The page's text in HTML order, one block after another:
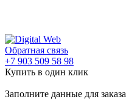
Обратная связь
+7 903 509 58 98
Купить в один клик
Заполните данные для заказа